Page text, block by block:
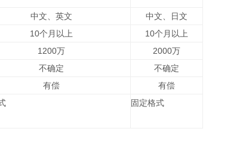
中文、英文
中文、日文
10个月以上
10个月以上
1200万
2000万
不确定
不确定
有偿
有偿
固定格式